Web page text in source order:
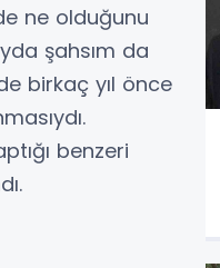
ne olduğunu
şahsım da
birkaç yıl önce
benzeri